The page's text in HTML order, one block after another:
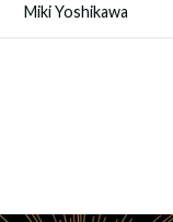
Miki Yoshikawa